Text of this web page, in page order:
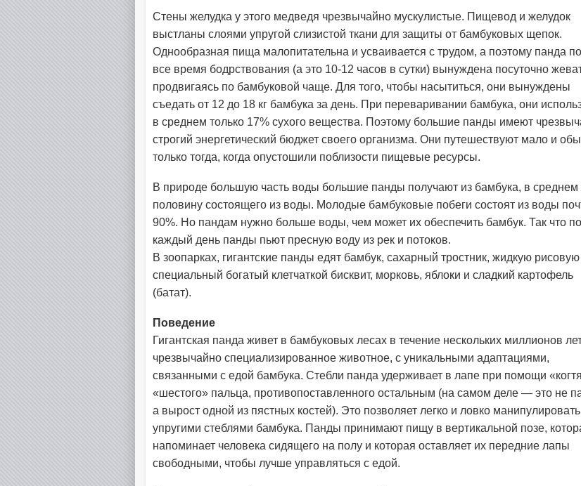
Стены желудка у этого медведя чрезвычайно мускулистые. Пищевод и желудок
выстланы слоями упругой слизистой ткани для защиты от бамбуковых щепок.
Однообразная пища малопитательна и усваивается с трудом, а поэтому панда
все время бодрствования (а это 10-12 часов в сутки) вынуждена посуточно
продвигаясь по бамбуковой чаще. Для того, чтобы насытиться, они вынуждены
съедать от 12 до 18 кг бамбука за день. При переваривании бамбука, они
в среднем только 17% сухого вещества. Поэтому большие панды имеют
строгий энергетический бюджет своего организма. Они путешествуют мало и
только тогда, когда опустошили поблизости пищевые ресурсы.
В природе большую часть воды большие панды получают из бамбука, в среднем
половину состоящего из воды. Молодые бамбуковые побеги состоят из воды
90%. Но пандам нужно больше воды, чем может их обеспечить бамбук. Так что
каждый день панды пьют пресную воду из рек и потоков.
В зоопарках, гигантские панды едят бамбук, сахарный тростник, жидкую
специальный богатый клетчаткой бисквит, морковь, яблоки и сладкий картофель
(батат).
Поведение
Гигантская панда живет в бамбуковых лесах в течение нескольких миллионов
чрезвычайно специализированное животное, с уникальными адаптациями,
связанными с едой бамбука. Стебли панда удерживает в лапе при помощи
«шестого» пальца, противопоставленного остальным (на самом деле — это не
а вырост одной из пястных костей). Это позволяет легко и ловко манипулировать
упругими стеблями бамбука. Панды принимают пищу в вертикальной позе,
напоминает человека сидящего на полу и которая оставляет их передние лапы
свободными, чтобы лучше управляться с едой.